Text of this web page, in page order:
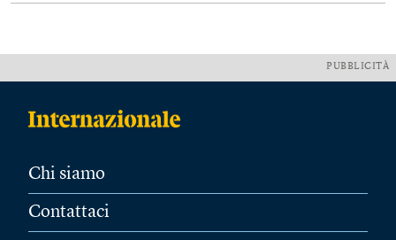
PUBBLICITÀ
Chi siamo
Contattaci